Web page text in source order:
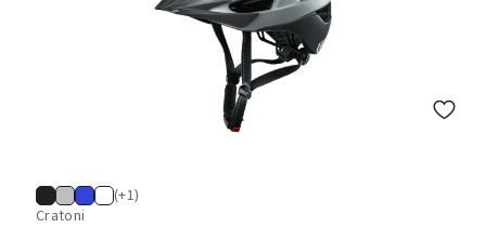
(+1)
Cratoni